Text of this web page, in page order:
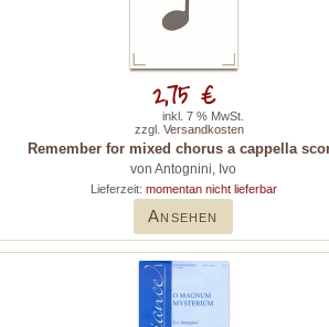
Remember for mixed chorus a cappella
von Antognini, Ivo
Lieferzeit: momentan nicht lieferbar
Ansehen
2,75 €
inkl. 7 % MwSt.
zzgl. Versandkosten